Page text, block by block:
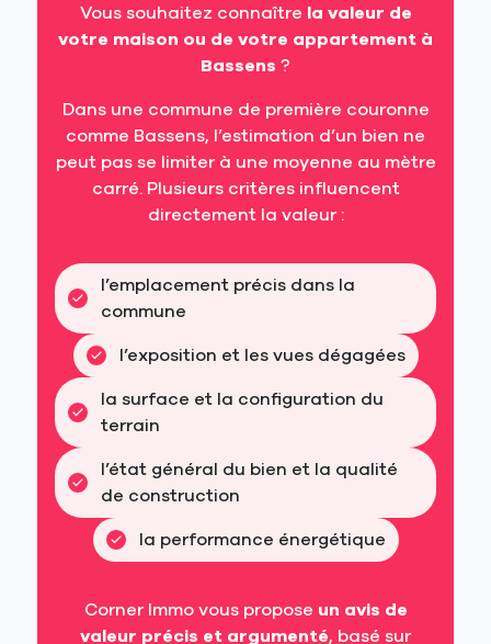
Vous souhaitez connaître la valeur de
votre maison ou de votre appartement à
Bassens ?
Dans une commune de première couronne
comme Bassens, l’estimation d’un bien ne
peut pas se limiter à une moyenne au mètre
carré. Plusieurs critères influencent
directement la valeur :
l’emplacement précis dans la
commune
l’exposition et les vues dégagées
la surface et la configuration du
terrain
l’état général du bien et la qualité
de construction
la performance énergétique
Corner Immo vous propose un avis de
valeur précis et argumenté, basé sur